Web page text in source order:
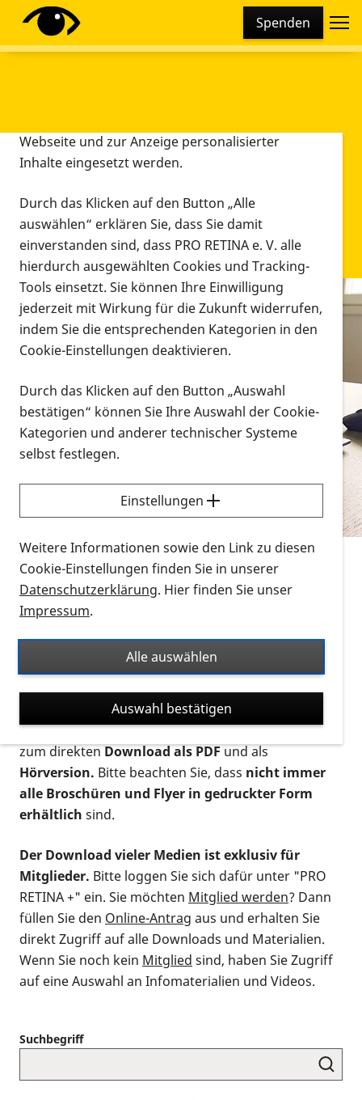
Spenden
Infomaterial
Infomaterial
Vorlesen
Alle Infomaterialien in verschiedenen
Formaten an einem Ort
Sie möchten wissen, wie Sie nach Infonmaterial
suchen und dieses bestellen bzw. herunterladen
können? Schauen Sie sich dieErklärvideos zum
Thema Infomaterial auf der PRO RETINA-Website
für blinde und sehbehinderte Menschen an.
Auf dieser Seite finden Sie sämtliches Infomaterial
Ort. Nutzen Sie den Formatfilter, um ausschließlich
nach Flyern und Broschüren, Audios oder Videos zu
suchen. Die meisten Flyer und Broschüren werden in
verschiedenen Formaten angeboten: zur
postalischen Bestellung als gedruckte Variante
zum direktenDownload als PDFund als
Hörversion. Bitte beachten Sie, dass nicht immer
alle Broschüren und Flyer in gedruckter Form
erhältlich sind.
Der Download vieler Medien ist exklusiv für
Mitglieder. Bitte loggen Sie sich dafür unter "PRO
RETINA +" ein. Sie möchten Mitglied werden? Dann
füllen Sie den Online-Antrag aus und erhalten Sie
direkt Zugriff auf alle Downloads und Materialien.
Wenn Sie noch kein Mitglied sind, haben Sie Zugriff
auf eine Auswahl an Infomaterialien und Videos.
Suchbegriff
Diese Webseite setzt verschiedene Cookies und
Tracking-Tools ein. Dies beinhaltet Cookies und
Webseite und zur Anzeige personalisierter
Inhalte eingesetzt werden.
Durch das Klicken auf den Button „Alle
auswählen“ erklären Sie, dass Sie damit
einverstanden sind, dass PRO RETINA e. V. alle
hierdurch ausgewählten Cookies und Tracking-
Tools einsetzt. Sie können Ihre Einwilligung
jederzeit mit Wirkung für die Zukunft widerrufen,
indem Sie die entsprechenden Kategorien in den
Cookie-Einstellungen deaktivieren.
Durch das Klicken auf den Button „Auswahl
bestätigen“ können Sie Ihre Auswahl der Cookie-
Kategorien und anderer technischer Systeme
selbst festlegen.
Einstellungen
Weitere Informationen sowie den Link zu diesen
Cookie-Einstellungen finden Sie in unserer
Datenschutzerklärung. Hier finden Sie unser
Impressum.
Alle auswählen
Auswahl bestätigen